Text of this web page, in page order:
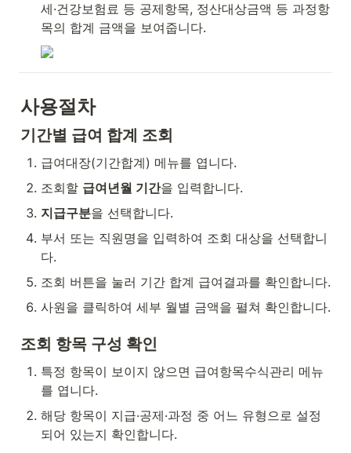
세·건강보험료 등 공제항목, 정산대상금액 등 과정항
목의 합계 금액을 보여줍니다.
사용절차
기간별 급여 합계 조회
급여대장(기간합계) 메뉴를 엽니다.
조회할 급여년월 기간을 입력합니다.
지급구분을 선택합니다.
부서 또는 직원명을 입력하여 조회 대상을 선택합니
다.
조회 버튼을 눌러 기간 합계 급여결과를 확인합니다.
사원을 클릭하여 세부 월별 금액을 펼쳐 확인합니다.
조회 항목 구성 확인
특정 항목이 보이지 않으면 급여항목수식관리 메뉴
를 엽니다.
해당 항목이 지급·공제·과정 중 어느 유형으로 설정
되어 있는지 확인합니다.